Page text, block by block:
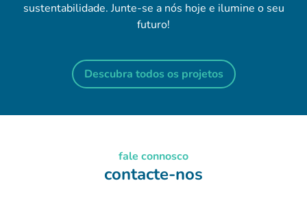
sustentabilidade. Junte-se a nós hoje e ilumine o seu
futuro!
Descubra todos os projetos
fale connosco
contacte-nos